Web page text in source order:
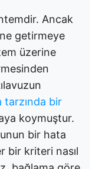
Ancak
getirmeye
üzerine
tarzında bir
koymuştur.
bir hata
bir kriteri nasıl